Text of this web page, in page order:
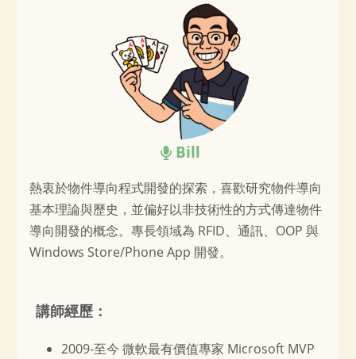
Bill
熱衷於物件導向程式開發的探索，喜歡研究物件導向
基本理論與歷史，並偏好以非技術性的方式傳達物件
導向開發的概念。專長領域為 RFID、通訊、OOP 與
Windows Store/Phone App 開發。
講師經歷：
2009-至今 微軟最有價值專家 Microsoft MVP